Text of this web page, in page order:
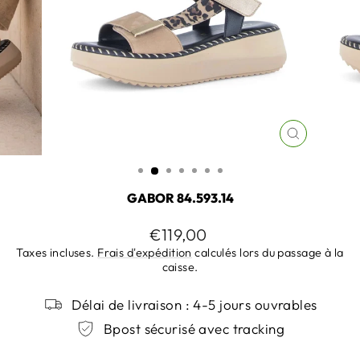
FERMER
GABOR 84.593.14
Prix
régulier
€119,00
Taxes incluses. Frais d'expédition calculés lors du passage à la
caisse.
Délai de livraison : 4-5 jours ouvrables
Bpost sécurisé avec tracking